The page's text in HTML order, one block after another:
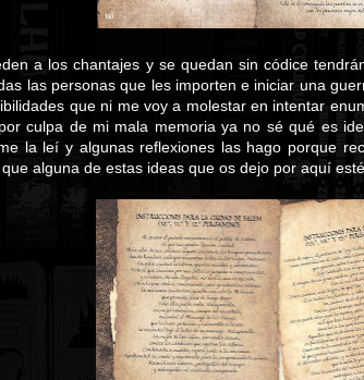
a los chantajes y se quedan sin códice
las personas que les importen e iniciar una
que ni me voy a molestar en intentar
culpa de mi mala memoria ya no sé qué es
la leí y algunas reflexiones las hago porque
alguna de estas ideas que os dejo por aquí